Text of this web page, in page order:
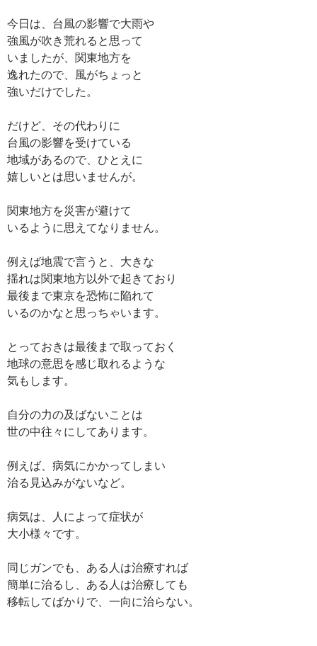
今日は、台風の影響で大雨や
強風が吹き荒れると思って
いましたが、関東地方を
逸れたので、風がちょっと
強いだけでした。
だけど、その代わりに
台風の影響を受けている
地域があるので、ひとえに
嬉しいとは思いませんが。
関東地方を災害が避けて
いるように思えてなりません。
例えば地震で言うと、大きな
揺れは関東地方以外で起きており
最後まで東京を恐怖に陥れて
いるのかなと思っちゃいます。
とっておきは最後まで取っておく
地球の意思を感じ取れるような
気もします。
自分の力の及ばないことは
世の中往々にしてあります。
例えば、病気にかかってしまい
治る見込みがないなど。
病気は、人によって症状が
大小様々です。
同じガンでも、ある人は治療すれば
簡単に治るし、ある人は治療しても
移転してばかりで、一向に治らない。